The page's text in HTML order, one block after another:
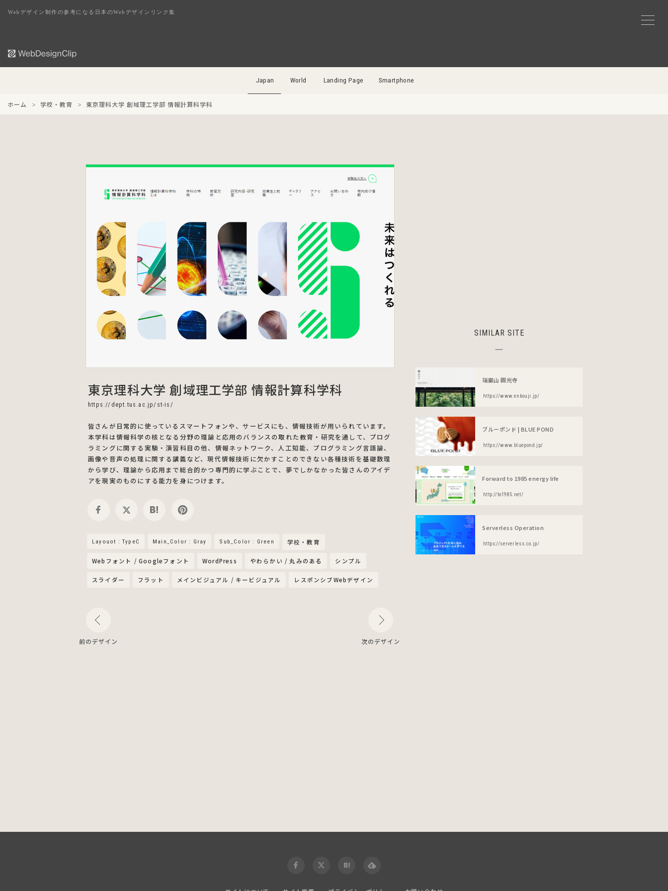
Webデザイン制作の参考になる日本のWebデザインリンク集
Japan World Landing Page Smartphone
ホーム 学校・教育 東京理科大学 創域理工学部 情報計算科学科
東京理科大学 創域理工学部 情報計算科学科
https://dept.tus.ac.jp/st-is/
皆さんが日常的に使っているスマートフォンや、サービスにも、情報技術が用いられています。
本学科は情報科学の核となる分野の理論と応用のバランスの取れた教育・研究を通して、プログ
ラミングに関する実験・演習科目の他、情報ネットワーク、人工知能、プログラミング言語論、
画像や音声の処理に関する講義など、現代情報技術に欠かすことのできない各種技術を基礎数理
から学び、理論から応用まで総合的かつ専門的に学ぶことで、夢でしかなかった皆さんのアイデ
アを現実のものにする能力を身につけます。
Layouot : TypeC Main_Color : Gray Sub_Color : Green 学校・教育
Webフォント / Googleフォント WordPress やわらかい / 丸みのある シンプル
スライダー フラット メインビジュアル / キービジュアル レスポンシブWebデザイン
SIMILAR SITE
瑞巌山 圓光寺
https://www.enkouji.jp/
ブルーポンド | BLUE POND
https://www.bluepond.jp/
Forward to 1985 energy life
http://to1985.net/
Serverless Operation
https://serverless.co.jp/